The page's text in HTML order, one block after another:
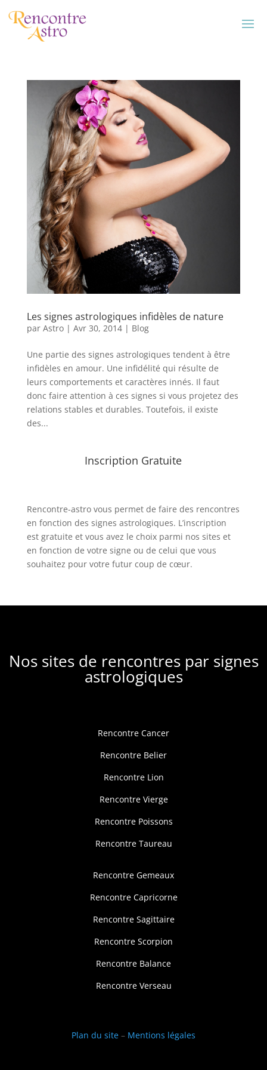
Les signes astrologiques infidèles de nature
par Astro| Avr 30, 2014| Blog
Une partie des signes astrologiques tendent à être
infidèles en amour. Une infidélité qui résulte de
leurs comportements et caractères innés. Il faut
donc faire attention à ces signes si vous projetez des
relations stables et durables. Toutefois, il existe
des...
Inscription Gratuite
Rencontre-astrovous permet de faire des rencontres
en fonction des signes astrologiques. L’inscription
est gratuite et vous avez le choix parmi nos sites et
en fonction de votre signe ou de celui que vous
souhaitez pour votre futur coup de cœur.
Nos sites de rencontres par signes
astrologiques
Rencontre Cancer
Rencontre Belier
Rencontre Lion
Rencontre Vierge
Rencontre Poissons
Rencontre Taureau
Rencontre Gemeaux
Rencontre Capricorne
Rencontre Sagittaire
Rencontre Scorpion
Rencontre Balance
Rencontre Verseau
Plan du site– Mentions légales